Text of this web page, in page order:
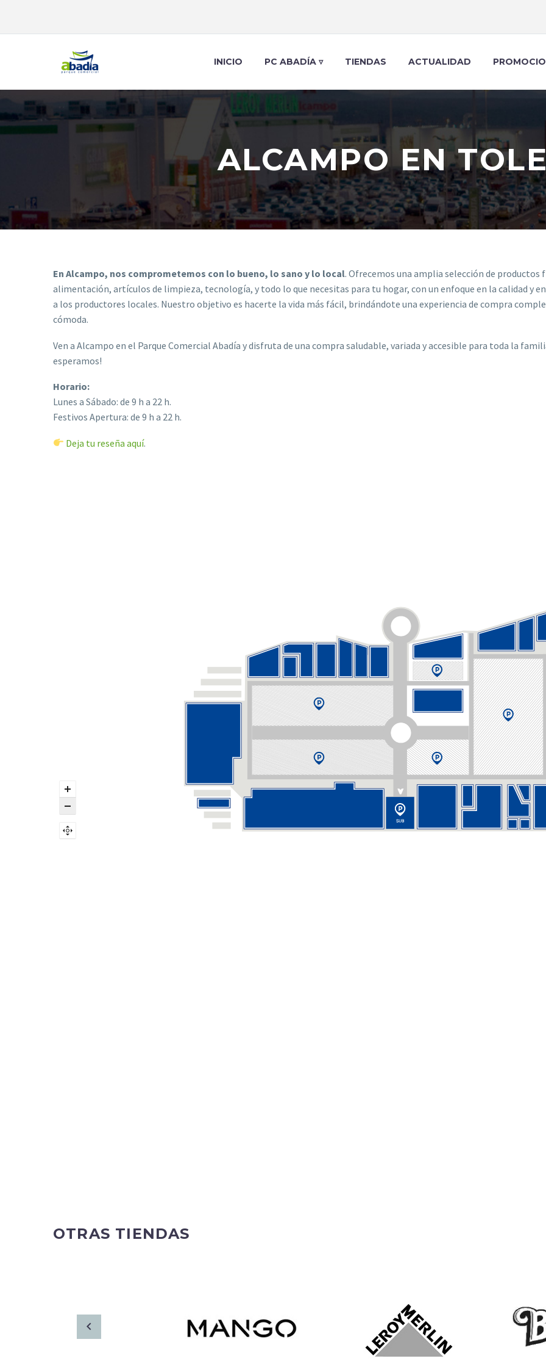
INICIO PC ABADÍA ▿ TIENDAS ACTUALIDAD
ALCAMPO EN
En Alcampo, nos comprometemos con lo bueno, lo sano y lo local. Ofrecemos una amplia selección de productos
alimentación, artículos de limpieza, tecnología, y todo lo que necesitas para tu hogar, con un enfoque en la calidad y
a los productores locales. Nuestro objetivo es hacerte la vida más fácil, brindándote una experiencia de compra
cómoda.
Ven a Alcampo en el Parque Comercial Abadía y disfruta de una compra saludable, variada y accesible para toda la
esperamos!
Horario:
Lunes a Sábado: de 9 h a 22 h.
Festivos Apertura: de 9 h a 22 h.
Deja tu reseña aquí.
OTRAS TIENDAS